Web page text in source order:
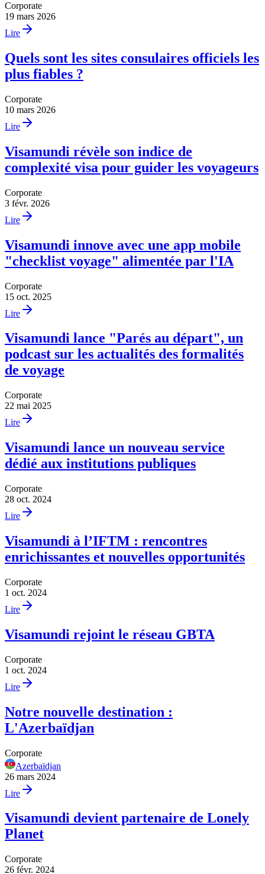
Corporate
19 mars 2026
Lire
Quels sont les sites consulaires officiels les
plus fiables ?
Corporate
10 mars 2026
Lire
Visamundi révèle son indice de
complexité visa pour guider les voyageurs
Corporate
3 févr. 2026
Lire
Visamundi innove avec une app mobile
"checklist voyage" alimentée par l'IA
Corporate
15 oct. 2025
Lire
Visamundi lance "Parés au départ", un
podcast sur les actualités des formalités
de voyage
Corporate
22 mai 2025
Lire
Visamundi lance un nouveau service
dédié aux institutions publiques
Corporate
28 oct. 2024
Lire
Visamundi à l’IFTM : rencontres
enrichissantes et nouvelles opportunités
Corporate
1 oct. 2024
Lire
Visamundi rejoint le réseau GBTA
Corporate
1 oct. 2024
Lire
Notre nouvelle destination :
L'Azerbaïdjan
Corporate
Azerbaïdjan
26 mars 2024
Lire
Visamundi devient partenaire de Lonely
Planet
Corporate
26 févr. 2024